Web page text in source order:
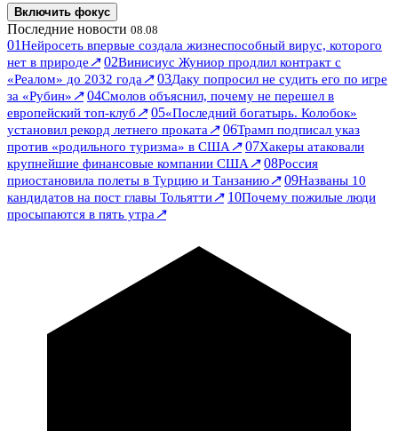
Включить фокус
Последние новости 08.08
01Нейросеть впервые создала жизнеспособный вирус, которого
нет в природе↗ 02Винисиус Жуниор продлил контракт с
«Реалом» до 2032 года↗ 03Даку попросил не судить его по игре
за «Рубин»↗ 04Смолов объяснил, почему не перешел в
европейский топ-клуб↗ 05«Последний богатырь. Колобок»
установил рекорд летнего проката↗ 06Трамп подписал указ
против «родильного туризма» в США↗ 07Хакеры атаковали
крупнейшие финансовые компании США↗ 08Россия
приостановила полеты в Турцию и Танзанию↗ 09Названы 10
кандидатов на пост главы Тольятти↗ 10Почему пожилые люди
просыпаются в пять утра↗